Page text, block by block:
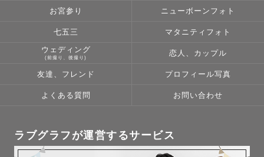
言っていただくことがとても多いです♡
私自身２歳差育児を経験しています。
お宮参り ニューボーンフォト
七五三 マタニティフォト
ウェディング
(前撮り、後撮り)
恋人、カップル
友達、フレンド プロフィール写真
よくある質問 お問い合わせ
ラブグラフが運営するサービス